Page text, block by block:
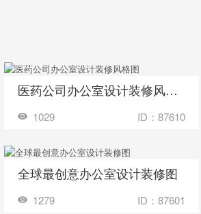
收藏 装修成这样要花多少钱？
医药公司办公室设计装修风格图
1029 ID：87610
收藏 装修成这样要花多少钱？
全球最创意办公室设计装修图
1279 ID：87601